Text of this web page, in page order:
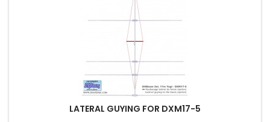
LATERAL GUYING FOR DXM17-5